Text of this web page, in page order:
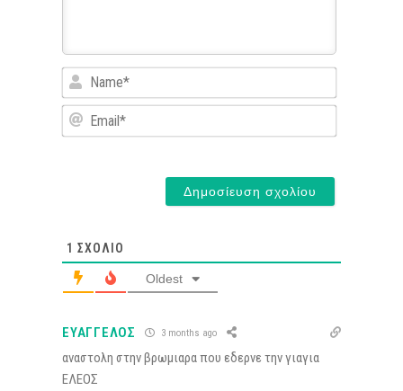
Name*
Email*
1 ΣΧΌΛΙΟ
Oldest
ΕΥΑΓΓΕΛΟΣ 3 months ago
αναστολη στην βρωμιαρα που εδερνε την γιαγια
ΕΛΕΟΣ